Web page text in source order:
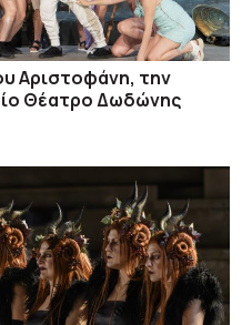
Αριστοφάνη, την
Θέατρο Δωδώνης